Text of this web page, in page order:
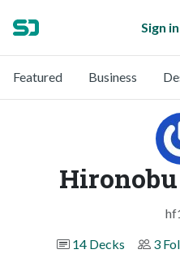
Sign in
Featured Business
14 Decks
3